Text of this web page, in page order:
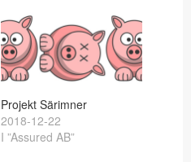
Projekt Särimner
2018-12-22
I ”Assured AB”